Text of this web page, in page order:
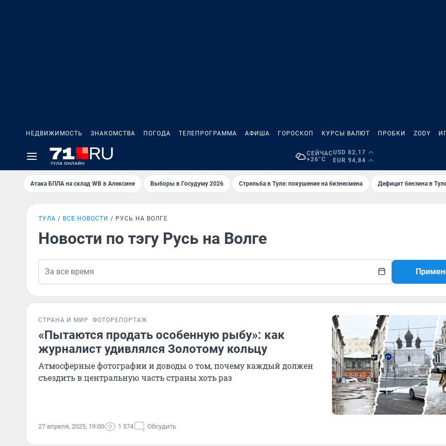
НЕДВИЖИМОСТЬ ЗНАКОМСТВА ПОГОДА ТЕЛЕПРОГРАММА АФИША ГОРОСКОП КУРСЫ ВАЛЮТ ПРОБКИ ZODY
СЕЙЧАС
+26°C
USD 82,17
EUR 94,84
Атака БПЛА на склад WB в Алексине Выборы в Госудуму 2026 Стрельба в Туле: покушение на бизнесмена Дефицит бензина в
ТУЛА ВСЕ НОВОСТИ РУСЬ НА ВОЛГЕ
Новости по тэгу Русь на Волге
СТРАНА И МИР ФОТОРЕПОРТАЖ
«Пытаются продать особенную рыбу»: как
журналист удивлялся Золотому кольцу
Атмосферные фотографии и доводы о том, почему каждый должен
съездить в центральную часть страны хоть раз
27 апреля, 2025, 19:00 1 574 Обсудить